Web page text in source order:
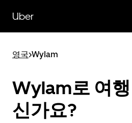
Uber
영국>Wylam
Wylam로 여
신가요?